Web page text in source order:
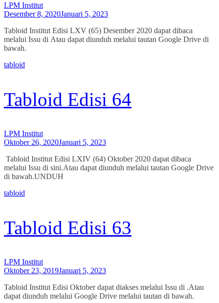
LPM Institut
Desember 8, 2020Januari 5, 2023
Tabloid Institut Edisi LXV (65) Desember 2020 dapat dibaca
melalui Issu di Atau dapat diunduh melalui tautan Google Drive di
bawah.
tabloid
Tabloid Edisi 64
LPM Institut
Oktober 26, 2020Januari 5, 2023
Tabloid Institut Edisi LXIV (64) Oktober 2020 dapat dibaca
melalui Issu di sini.Atau dapat diunduh melalui tautan Google Drive
di bawah.UNDUH
tabloid
Tabloid Edisi 63
LPM Institut
Oktober 23, 2019Januari 5, 2023
Tabloid Institut Edisi Oktober dapat diakses melalui Issu di .Atau
dapat diunduh melalui Google Drive melalui tautan di bawah.